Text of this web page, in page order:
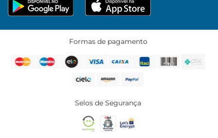
Formas de pagamento
Selos de Segurança